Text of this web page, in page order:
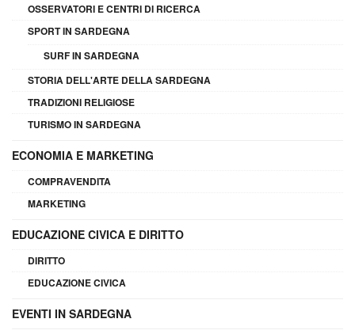
OSSERVATORI E CENTRI DI RICERCA
SPORT IN SARDEGNA
SURF IN SARDEGNA
STORIA DELL'ARTE DELLA SARDEGNA
TRADIZIONI RELIGIOSE
TURISMO IN SARDEGNA
ECONOMIA E MARKETING
COMPRAVENDITA
MARKETING
EDUCAZIONE CIVICA E DIRITTO
DIRITTO
EDUCAZIONE CIVICA
EVENTI IN SARDEGNA